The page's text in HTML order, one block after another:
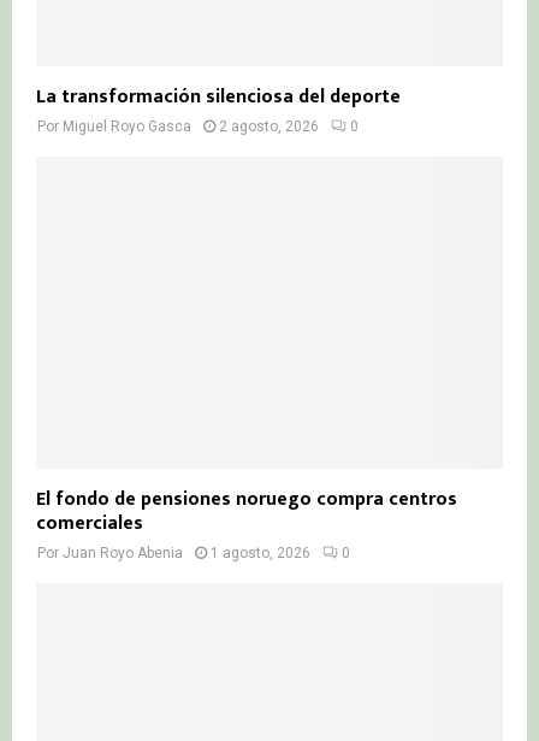
La transformación silenciosa del deporte
Por Miguel Royo Gasca 2 agosto, 2026 0
El fondo de pensiones noruego compra centros
comerciales
Por Juan Royo Abenia 1 agosto, 2026 0